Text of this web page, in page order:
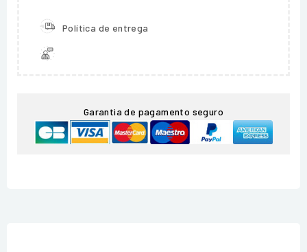
Política de entrega
Garantia de pagamento seguro